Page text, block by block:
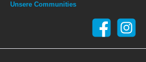
Unsere Communities